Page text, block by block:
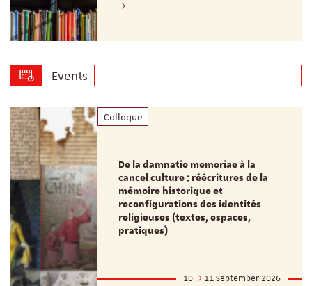
Events
Colloque
De la damnatio memoriae à la
cancel culture : réécritures de la
mémoire historique et
reconfigurations des identités
religieuses (textes, espaces,
pratiques)
10
11 September 2026